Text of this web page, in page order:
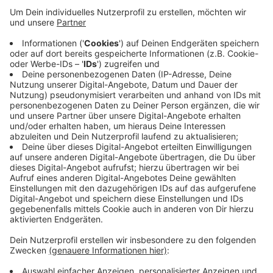
Veröffentlicht:Sonntag, 27.01.2019 13:29
Anzeige
Die Baskets bekamen die Distanzwürfe ihrer Gegner
nie in den Griff. Deshalb war die Niederlage am Ende
auch verdient. Schon am Dienstag geht es für Bonn in
der Champions League weiter. Dann ist Holon aus
Israel im Telekom Dome zu Gast. Hochball ist dann um
20 Uhr.
Anzeige